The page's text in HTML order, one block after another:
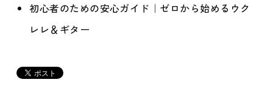
初心者のための安心ガイド｜ゼロから始めるウク
レレ＆ギター